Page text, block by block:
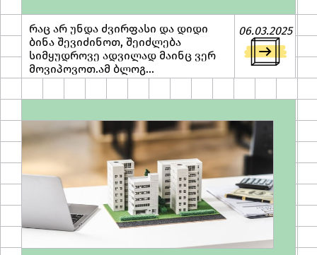
რაც არ უნდა ძვირფასი და დიდი
ბინა შევიძინოთ, შეიძლება
სიმყუდროვე ადვილად მაინც ვერ
მოვიპოვოთ.ამ ბლოგ...
06.03.2025